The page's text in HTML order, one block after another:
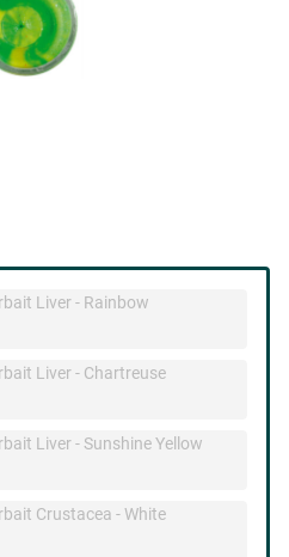
Liver - Rainbow
Liver - Chartreuse
Liver - Sunshine Yellow
Crustacea - White